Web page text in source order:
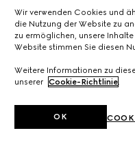
Wir verwenden Cookies und
die Nutzung der Website zu
zu ermöglichen, unsere
Website stimmen Sie diesen
Weitere Informationen zu
unserer Cookie-Richtlinie.
OK